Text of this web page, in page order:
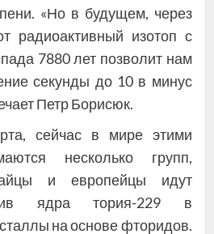
«Но в будущем, через
радиоактивный изотоп с
7880 лет позволит нам
секунды до 10 в минус
Петр Борисюк.
сейчас в мире этими
несколько групп,
и европейцы идут
ядра тория-229 в
на основе фторидов.